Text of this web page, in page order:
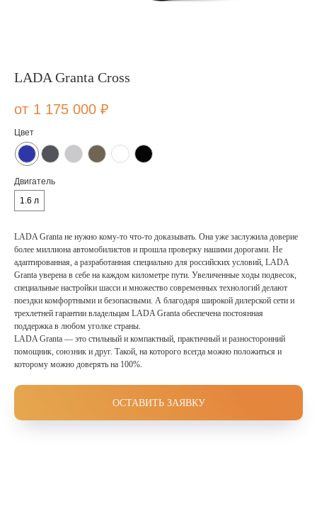
LADA Granta Cross
1 175 000 ₽
Цвет
Двигатель
1.6 л
LADA Granta не нужно кому-то что-то доказывать. Она уже заслужила доверие
более миллиона автомобилистов и прошла проверку нашими дорогами. Не
адаптированная, а разработанная специально для российских условий, LADA
Granta уверена в себе на каждом километре пути. Увеличенные ходы подвесок,
специальные настройки шасси и множество современных технологий делают
поездки комфортными и безопасными. А благодаря широкой дилерской сети и
трехлетней гарантии владельцам LADA Granta обеспечена постоянная
поддержка в любом уголке страны.
LADA Granta — это стильный и компактный, практичный и разносторонний
помощник, союзник и друг. Такой, на которого всегда можно положиться и
которому можно доверять на 100%.
ОСТАВИТЬ ЗАЯВКУ